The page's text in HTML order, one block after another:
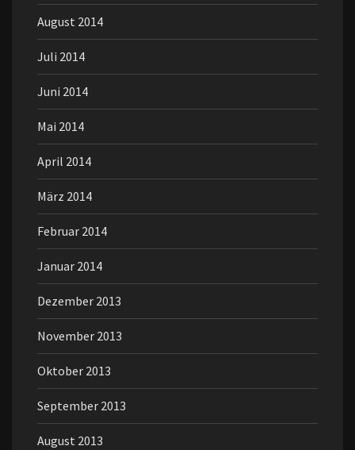
August 2014
Juli 2014
Juni 2014
Mai 2014
April 2014
März 2014
Februar 2014
Januar 2014
Dezember 2013
November 2013
Oktober 2013
September 2013
August 2013